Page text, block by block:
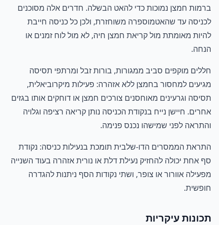
ברמות חמצן נמוכות כדי להאט הבשלה. חדרים אלה מסוכנים
לכניסה עד שהאטמוספרה משוחזרת, ולכן כל כניסה חייבת
להיות מאומתת מול קריאת חמצן חיה, לא מול לוח זמנים או
הנחה.
חללים מוקפים סביב ממגורות, בורות זבל ומרתפי תסיסה
מגיעים למחסור בחמצן ללא אזהרה: פעילות מיקרוביאלית,
תסיסה וגרעינים מאוחסנים צורכים חמצן או דוחקים אותו בגזים
אחרים. חיישן נייח בנקודת הכניסה נותן קריאה רציפה וגלויה
והתראה לפני שמישהו נכנס פנימה.
התראת הממסרים הדו-שלבית תומכת בנעילות כניסה: נקודת
סף אחת יכולה להחזיק נעילת דלת או נורית אזהרה בעוד השנייה
מפעילה אוורור או צופר, ושתי נקודות הסף ניתנות להגדרה
חופשית.
תכונות עיקריות